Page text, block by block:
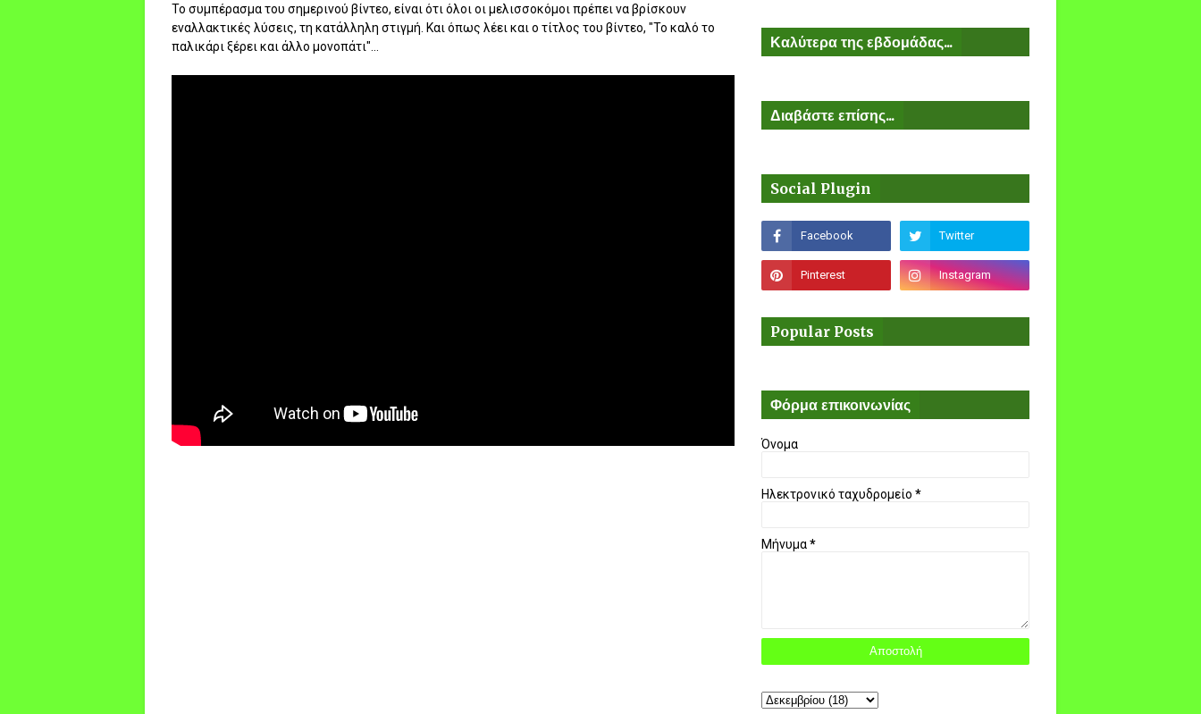
Το συμπέρασμα του σημερινού βίντεο, είναι ότι όλοι οι μελισσοκόμοι πρέπει να βρίσκουν
εναλλακτικές λύσεις, τη κατάλληλη στιγμή. Και όπως λέει και ο τίτλος του βίντεο, "Το καλό το
παλικάρι ξέρει και άλλο μονοπάτι"...
Καλύτερα της εβδομάδας...
Διαβάστε επίσης...
Social Plugin
Popular Posts
Φόρμα επικοινωνίας
Όνομα
Ηλεκτρονικό ταχυδρομείο *
Μήνυμα*